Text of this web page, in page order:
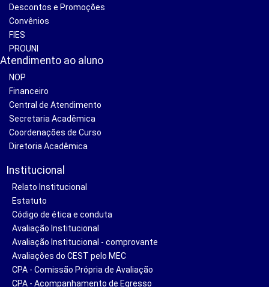
Descontos e Promoções
Convênios
FIES
PROUNI
Atendimento ao aluno
NOP
Financeiro
Central de Atendimento
Secretaria Acadêmica
Coordenações de Curso
Diretoria Acadêmica
Institucional
Relato Institucional
Estatuto
Código de ética e conduta
Avaliação Institucional
Avaliação Institucional - comprovante
Avaliações do CEST pelo MEC
CPA - Comissão Própria de Avaliação
CPA - Acompanhamento de Egresso